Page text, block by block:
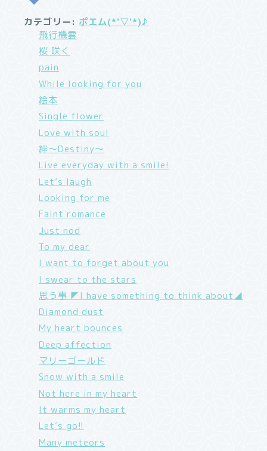
カテゴリー: ポエム(*'▽'*)♪
飛行機雲
桜 咲く
pain
While looking for you
絵本
Single flower
Love with soul
絆～Destiny～
Live everyday with a smile!
Let’s laugh
Looking for me
Faint romance
Just nod
To my dear
I want to forget about you
I swear to the stars
思う事 ◤I have something to think about◢
Diamond dust
My heart bounces
Deep affection
マリーゴールド
Snow with a smile
Not here in my heart
It warms my heart
Let′s go!!
Many meteors